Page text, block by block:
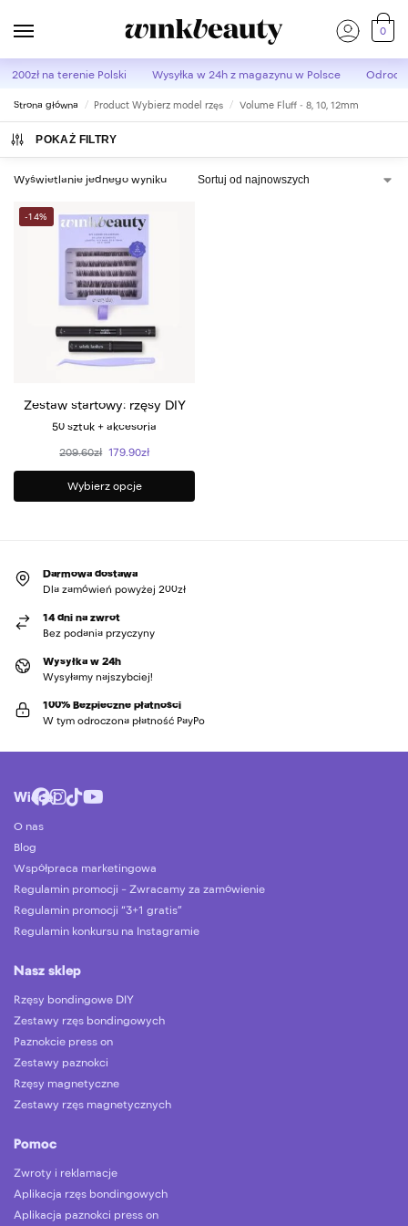
0
200zł na terenie Polski Wysyłka w 24h z magazynu w Polsce
Strona główna / Product Wybierz model rzęs / Volume Fluff - 8, 10, 12mm
POKAŻ FILTRY
Wyświetlanie jednego wyniku
-14%
Zestaw startowy: rzęsy DIY
50 sztuk + akcesoria
209.60zł 179.90zł
Wybierz opcje
Darmowa dostawa
Dla zamówień powyżej 200zł
14 dni na zwrot
Bez podania przyczyny
Wysyłka w 24h
Wysyłamy najszybciej!
100% Bezpieczne płatności
W tym odroczona płatność PayPo
Więcej
O nas
Blog
Współpraca marketingowa
Regulamin promocji – Zwracamy za zamówienie
Regulamin promocji “3+1 gratis”
Regulamin konkursu na Instagramie
Nasz sklep
Rzęsy bondingowe DIY
Zestawy rzęs bondingowych
Paznokcie press on
Zestawy paznokci
Rzęsy magnetyczne
Zestawy rzęs magnetycznych
Pomoc
Zwroty i reklamacje
Aplikacja rzęs bondingowych
Aplikacja paznokci press on